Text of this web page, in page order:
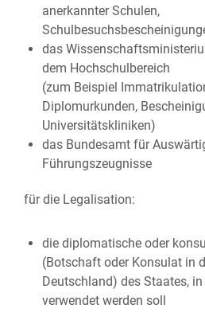
anerkannter Schulen,
das
dem Hochschulbereich
(zum Beispiel
Diplomurkunden,
Universitätskliniken)
das Bundesamt für
Führungszeugnisse
für die Legalisation:
die diplomatische oder
(Botschaft oder Konsulat in
Deutschland) des Staates,
verwendet werden soll